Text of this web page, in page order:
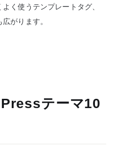
く使うテンプレートタグ、
がります。
テーマ10